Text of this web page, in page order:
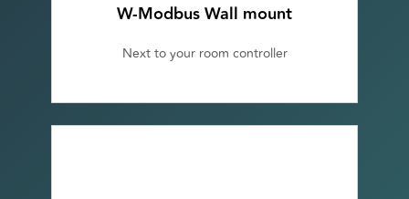
W-Modbus Wall mount
Next to your room controller